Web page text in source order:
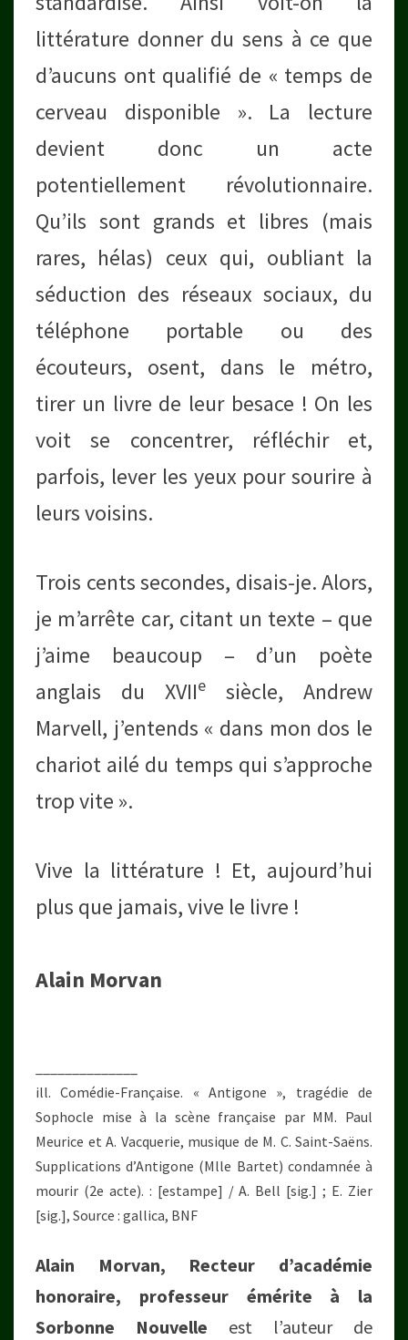
littérature donner du sens à ce que
d’aucuns ont qualifié de « temps de
cerveau disponible ». La lecture
devient donc un acte
potentiellement révolutionnaire.
Qu’ils sont grands et libres (mais
rares, hélas) ceux qui, oubliant la
séduction des réseaux sociaux, du
téléphone portable ou des
écouteurs, osent, dans le métro,
tirer un livre de leur besace ! On les
voit se concentrer, réfléchir et,
parfois, lever les yeux pour sourire à
leurs voisins.
Trois cents secondes, disais-je. Alors,
je m’arrête car, citant un texte – que
j’aime beaucoup – d’un poète
anglais du XVIIe
siècle, Andrew
Marvell, j’entends « dans mon dos le
chariot ailé du temps qui s’approche
trop vite ».
Vive la littérature ! Et, aujourd’hui
plus que jamais, vive le livre !
Alain Morvan
ill. Comédie-Française. « Antigone », tragédie de
Sophocle mise à la scène française par MM. Paul
Meurice et A. Vacquerie, musique de M. C. Saint-Saëns.
Supplications d’Antigone (Mlle Bartet) condamnée à
mourir (2e acte). : [estampe] / A. Bell [sig.] ; E. Zier
[sig.], Source : gallica, BNF
Alain Morvan,
Recteur d’académie
honoraire, professeur émérite à la
Sorbonne Nouvelle est l’auteur de